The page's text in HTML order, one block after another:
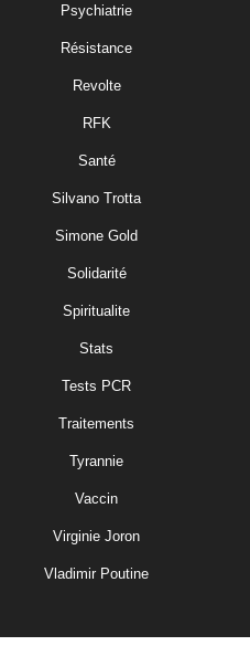
Psychiatrie
Résistance
Revolte
RFK
Santé
Silvano Trotta
Simone Gold
Solidarité
Spiritualite
Stats
Tests PCR
Traitements
Tyrannie
Vaccin
Virginie Joron
Vladimir Poutine